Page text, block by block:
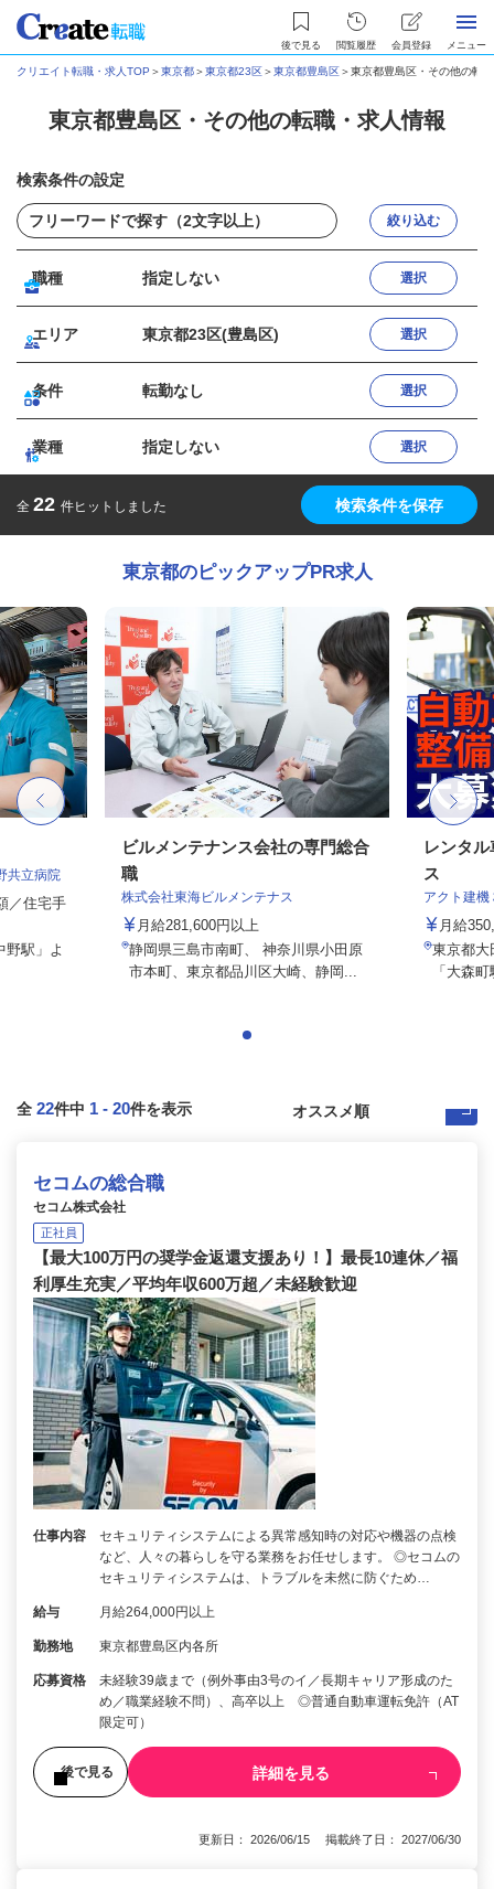
後で見る 閲覧履歴 会員登録 メニュー
クリエイト転職・求人TOP ＞東京都＞東京都23区＞東京都豊島区＞東京都豊島区・その他の転
東京都豊島区・その他の転職・求人情報
検索条件の設定
絞り込む
職種 指定しない 選択
エリア 東京都23区(豊島区) 選択
条件 転勤なし 選択
業種 指定しない 選択
全 22 件ヒットしました 検索条件を保存
東京都のピックアップPR求人
共立病院
／住宅手
野駅」よ
ビルメンテナンス会社の専門総合
職
株式会社東海ビルメンテナス
月給281,600円以上
静岡県三島市南町、 神奈川県小田原
市本町、東京都品川区大崎、静岡...
レンタ
ス
アクト建機
月給
東京都大
「大森
全 22件中 1 - 20件を表示
セコムの総合職
セコム株式会社
正社員
【最大100万円の奨学金返還支援あり！】最長10連休／福
利厚生充実／平均年収600万超／未経験歓迎
仕事内容
セキュリティシステムによる異常感知時の対応や機器の点検
など、人々の暮らしを守る業務をお任せします。 ◎セコムの
セキュリティシステムは、トラブルを未然に防ぐため…
給与 月給264,000円以上
勤務地 東京都豊島区内各所
応募資格
未経験39歳まで（例外事由3号のイ／長期キャリア形成のた
め／職業経験不問）、高卒以上 ◎普通自動車運転免許（AT
限定可）
後で見る 詳細を見る
更新日： 2026/06/15 掲載終了日： 2027/06/30